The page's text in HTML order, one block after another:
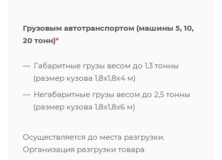
Грузовым автотранспортом (машины 5, 10,
20 тонн)*
Габаритные грузы весом до 1,3 тонны
(размер кузова 1,8х1,8х4 м)
Негабаритные грузы весом до 2,5 тонны
(размер кузова 1,8х1,8х6 м)
Осуществляется до места разгрузки.
Организация разгрузки товара